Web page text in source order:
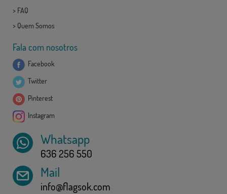
> FAQ
> Quem Somos
Fala com nosotros
Facebook
Twitter
Pinterest
Instagram
Whatsapp
636 256 550
Mail
info@flagsok.com